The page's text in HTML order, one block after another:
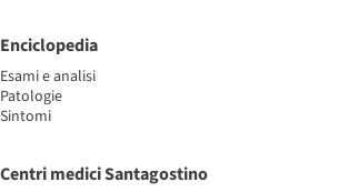
Enciclopedia
Esami e analisi
Patologie
Sintomi
Centri medici Santagostino